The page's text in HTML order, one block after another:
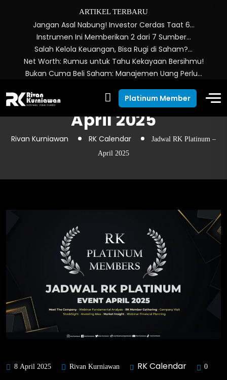
ARTIKEL TERBARU
Jangan Asal Nabung! Investor Cerdas Taat 6…
Instrumen Ini Memberikan 2 dari 7 Sumber…
Salah Kelola Keuangan, Bisa Rugi di Saham?…
Net Worth: Rumus untuk Tahu Kekayaan Bersihmu!
Bukan Cuma Beli Saham: Manajemen Uang Perlu…
Platinum Member
Jadwal RK Platinum –
April 2025
Rivan Kurniawan RK Calendar
Jadwal RK Platinum –
April 2025
8 April 2025 Rivan Kurniawan RK Calendar 0